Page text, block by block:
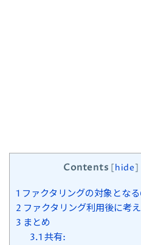
Contents [hide]
1 ファクタリングの対象となる
2 ファクタリング利用後に考
3 まとめ
3.1共有: